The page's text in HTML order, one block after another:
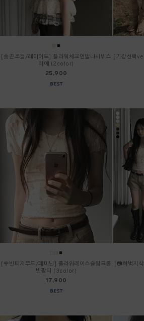
[🌼끈조절/레이어드] 플라워체크언발나시뷔스
티에 (2color)
25,900
[기장선택
[🌹빈티지무드/페미닌] 플라워레이스슬림크롭
반팔티 (3color)
17,900
[📷허벅지